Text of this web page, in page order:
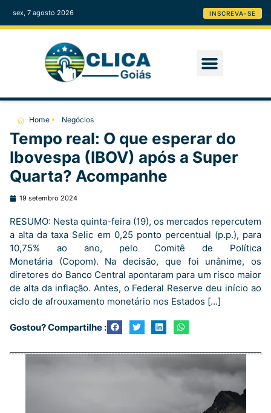
sex, 7 agosto 2026 INSCREVA-SE
Home Negócios
Tempo real: O que esperar do
Ibovespa (IBOV) após a Super
Quarta? Acompanhe
19 setembro 2024
RESUMO: Nesta quinta-feira (19), os mercados repercutem
a alta da taxa Selic em 0,25 ponto percentual (p.p.), para
10,75% ao ano, pelo Comitê de Política
Monetária (Copom). Na decisão, que foi unânime, os
diretores do Banco Central apontaram para um risco maior
de alta da inflação. Antes, o Federal Reserve deu início ao
ciclo de afrouxamento monetário nos Estados […]
Gostou? Compartilhe :